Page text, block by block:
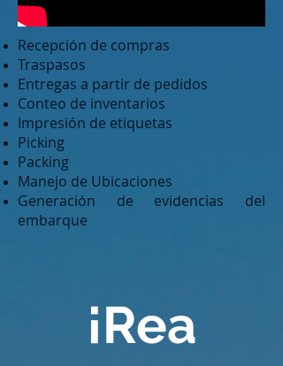
Recepción de compras
Traspasos
Entregas a partir de pedidos
Conteo de inventarios
Impresión de etiquetas
Picking
Packing
Manejo de Ubicaciones
Generación de evidencias del
embarque
¡Rea